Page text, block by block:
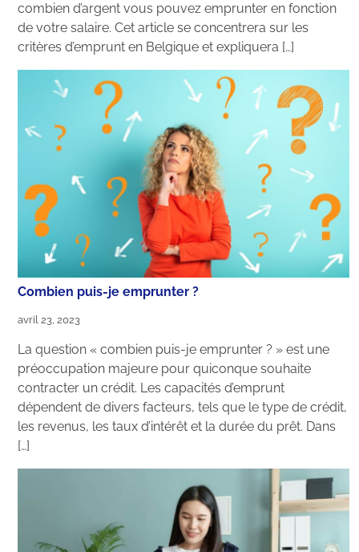
combien d’argent vous pouvez emprunter en fonction
de votre salaire. Cet article se concentrera sur les
critères d’emprunt en Belgique et expliquera […]
Combien puis-je emprunter ?
avril 23, 2023
La question « combien puis-je emprunter ? » est une
préoccupation majeure pour quiconque souhaite
contracter un crédit. Les capacités d’emprunt
dépendent de divers facteurs, tels que le type de crédit,
les revenus, les taux d’intérêt et la durée du prêt. Dans
[…]